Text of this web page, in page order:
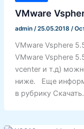
VMware
admin /25.05.2018 /
VMware Vsphere
VMware Vsphere
vcenter и т.д)
ниже. Еще
в рубрику Скачать.